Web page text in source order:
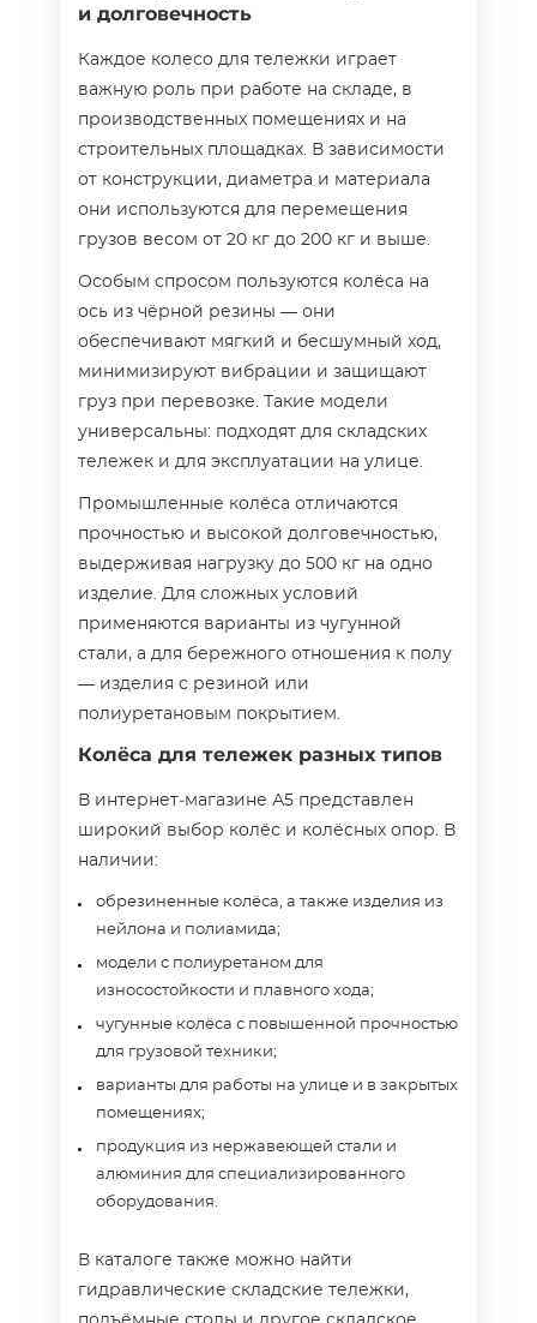
и долговечность
Каждое колесо для тележки играет
важную роль при работе на складе, в
производственных помещениях и на
строительных площадках. В зависимости
от конструкции, диаметра и материала
они используются для перемещения
грузов весом от 20 кг до 200 кг и выше.
Особым спросом пользуются колёса на
ось из чёрной резины — они
обеспечивают мягкий и бесшумный ход,
минимизируют вибрации и защищают
груз при перевозке. Такие модели
универсальны: подходят для складских
тележек и для эксплуатации на улице.
Промышленные колёса отличаются
прочностью и высокой долговечностью,
выдерживая нагрузку до 500 кг на одно
изделие. Для сложных условий
применяются варианты из чугунной
стали, а для бережного отношения к полу
— изделия с резиной или
полиуретановым покрытием.
Колёса для тележек разных типов
В интернет‑магазине А5 представлен
широкий выбор колёс и колёсных опор. В
наличии:
обрезиненные колёса, а также изделия из
нейлона и полиамида;
модели с полиуретаном для
износостойкости и плавного хода;
чугунные колёса с повышенной прочностью
для грузовой техники;
варианты для работы на улице и в закрытых
помещениях;
продукция из нержавеющей стали и
алюминия для специализированного
оборудования.
В каталоге также можно найти
гидравлические складские тележки,